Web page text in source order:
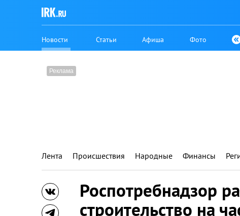
Новости Статьи Афиша Фото
Лента Происшествия Народные Финансы
Роспотребнадзор
строительство на